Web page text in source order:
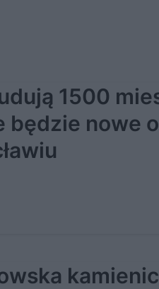
1500
będzie nowe